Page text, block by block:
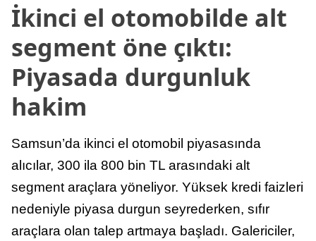
İkinci el otomobilde alt
segment öne çıktı:
Piyasada durgunluk
hakim
Samsun’da ikinci el otomobil piyasasında
alıcılar, 300 ila 800 bin TL arasındaki alt
segment araçlara yöneliyor. Yüksek kredi faizleri
nedeniyle piyasa durgun seyrederken, sıfır
araçlara olan talep artmaya başladı. Galericiler,